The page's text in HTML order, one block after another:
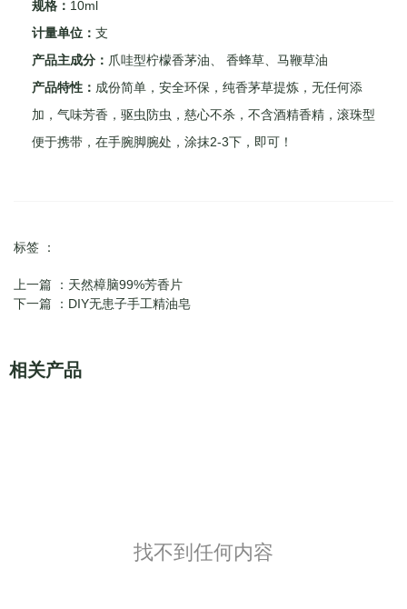
规格： 10ml
计量单位： 支
产品主成分： 爪哇型柠檬香茅油、 香蜂草、马鞭草油
产品特性： 成份简单，安全环保，纯香茅草提炼，无任何添
加，气味芳香，驱虫防虫，慈心不杀，不含酒精香精，滚珠型
便于携带，在手腕脚腕处，涂抹2-3下，即可！
标签 ：
上一篇 ： 天然樟脑99%芳香片
下一篇 ： DIY无患子手工精油皂
相关产品
找不到任何内容